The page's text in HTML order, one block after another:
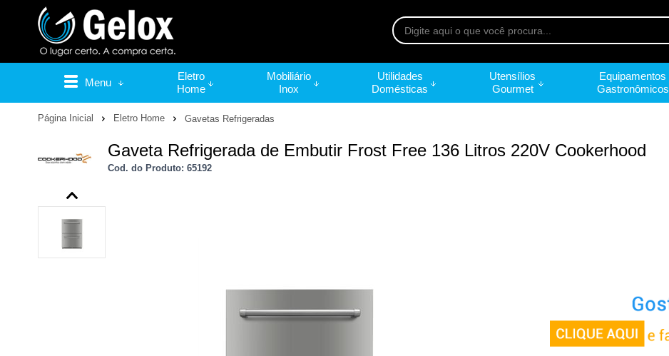
Menu
Eletro
Home
Mobiliário
Inox
Utilidades
Domésticas
Utensílios
Gourmet
Equipamentos
Gastronômicos
Página Inicial Eletro Home Gavetas Refrigeradas
Gaveta Refrigerada de Embutir Frost Free 136 Litros 220V Cookerhood
Cod. do Produto: 65192